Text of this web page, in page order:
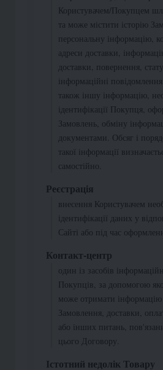
Користувачем/Покупцем
та може містити історію
персональну інформацію,
адреси доставки,
доставки, повернення,
інформаційні
також іншу інформацію,
ідентифікації Покупця,
Замовлень, обміну
документами. Обсяг і
такої інформації
самостійно.
Реєстрація
внесення Користувачем
ідентифікації даних у
Сайті або під час
Контакт-центр
один із засобів
Покупців, за допомогою
може отримати
Замовлення, доставки,
або інших питань,
цього Договору.
Істотний недолік Товару